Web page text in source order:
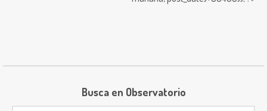
Busca en Observatorio